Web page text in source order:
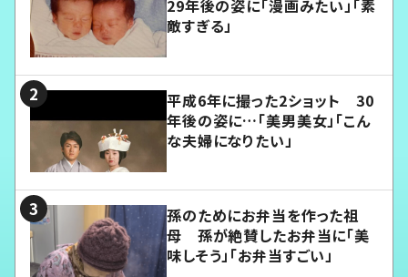
29年後の姿に「漫画みたい」「素
敵すぎる」
平成6年に撮った2ショット 30
年後の姿に…「美男美女」「こん
な夫婦になりたい」
孫のためにお弁当を作った祖
母 孫が絶賛したお弁当に「美
味しそう」「お弁当すごい」